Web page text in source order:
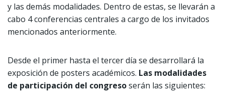
y las demás modalidades. Dentro de estas, se llevarán a
cabo 4 conferencias centrales a cargo de los invitados
mencionados anteriormente.
Desde el primer hasta el tercer día se desarrollará la
exposición de posters académicos. Las modalidades
de participación del congresoserán las siguientes: